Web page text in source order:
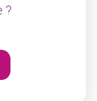
?